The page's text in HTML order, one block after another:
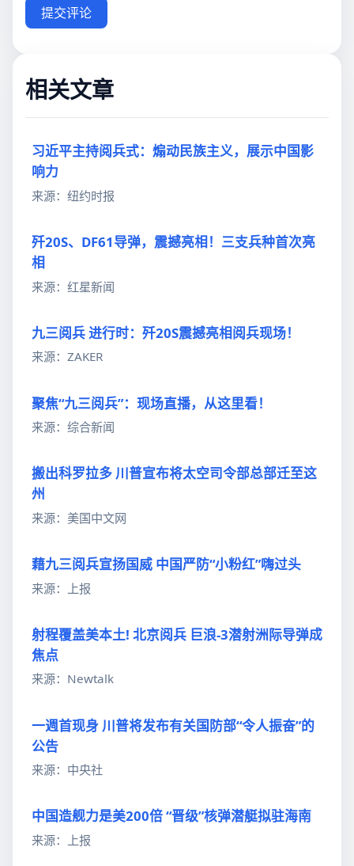
提交评论
相关文章
习近平主持阅兵式：煽动民族主义，展示中国影
响力
来源：纽约时报
歼20S、DF61导弹，震撼亮相！三支兵种首次亮
相
来源：红星新闻
九三阅兵 进行时：歼20S震撼亮相阅兵现场！
来源：ZAKER
聚焦“九三阅兵”：现场直播，从这里看！
来源：综合新闻
搬出科罗拉多 川普宣布将太空司令部总部迁至这
州
来源：美国中文网
藉九三阅兵宣扬国威 中国严防“小粉红”嗨过头
来源：上报
射程覆盖美本土! 北京阅兵 巨浪-3潜射洲际导弹成
焦点
来源：Newtalk
一週首现身 川普将发布有关国防部“令人振奋”的
公告
来源：中央社
中国造舰力是美200倍 “晋级”核弹潜艇拟驻海南
来源：上报